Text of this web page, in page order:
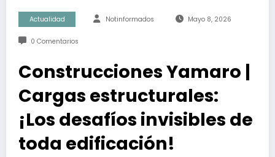
Actualidad Notinformados Mayo 8, 2026
0 Comentarios
Construcciones Yamaro |
Cargas estructurales:
¡Los desafíos invisibles de
toda edificación!